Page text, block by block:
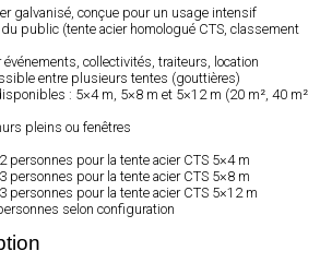
galvanisé, conçue pour un usage intensif
du public (tente acier homologué CTS, classement
événements, collectivités, traiteurs, location
entre plusieurs tentes (gouttières)
: 5×4 m, 5×8 m et 5×12 m (20 m², 40 m²
pleins ou fenêtres
personnes pour la tente acier CTS 5×4 m
personnes pour la tente acier CTS 5×8 m
personnes pour la tente acier CTS 5×12 m
selon configuration